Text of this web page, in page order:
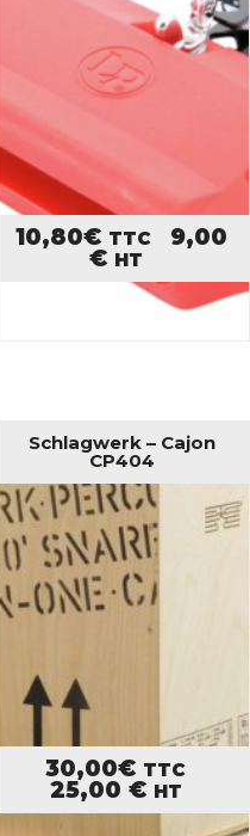
10,80€ TTC 9,00
€ HT
Schlagwerk – Cajon
CP404
30,00€ TTC
25,00 € HT